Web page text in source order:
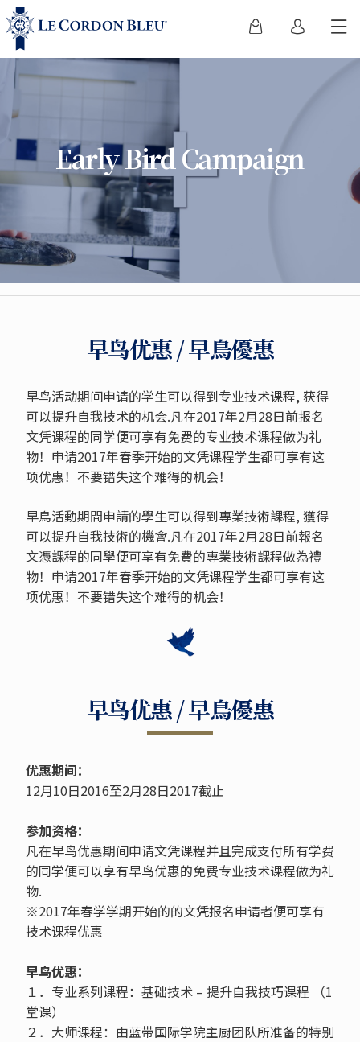
Early Bird Campaign
早鸟优惠 / 早鳥優惠
早鸟活动期间申请的学生可以得到专业技术课程, 获得
可以提升自我技术的机会.凡在2017年2月28日前报名
文凭课程的同学便可享有免费的专业技术课程做为礼
物！申请2017年春季开始的文凭课程学生都可享有这
项优惠！不要错失这个难得的机会！
早鳥活動期間申請的學生可以得到專業技術課程, 獲得
可以提升自我技術的機會.凡在2017年2月28日前報名
文憑課程的同學便可享有免費的專業技術課程做為禮
物！申请2017年春季开始的文凭课程学生都可享有这
项优惠！不要错失这个难得的机会！
早鸟优惠 / 早鳥優惠
优惠期间：
12月10日2016至2月28日2017截止
参加资格：
凡在早鸟优惠期间申请文凭课程并且完成支付所有学费
的同学便可以享有早鸟优惠的免费专业技术课程做为礼
物.
※2017年春学学期开始的的文凭报名申请者便可享有
技术课程优惠
早鸟优惠：
１．专业系列课程：基础技术 – 提升自我技巧课程 （1
堂课）
２．大师课程：由蓝带国际学院主厨团队所准备的特别